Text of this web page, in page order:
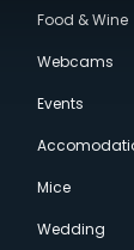
Food & Wine
Webcams
Events
Mice
Wedding